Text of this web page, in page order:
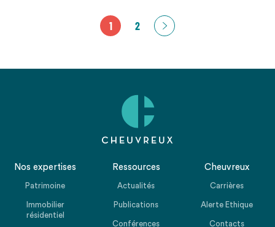
1 2
Nos expertises
Patrimoine
Immobilier
résidentiel
Ressources
Actualités
Publications
Conférences
Cheuvreux
Carrières
Alerte Ethique
Contacts